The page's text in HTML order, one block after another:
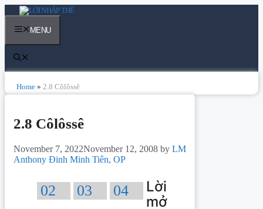
Skip
to
contentMENU
Home » 2.8 Côlôssê
2.8 Côlôssê
November 7, 2022November 12, 2008 by LM
Anthony Đinh Minh Tiên, OP
02 03 04
Lời
mở